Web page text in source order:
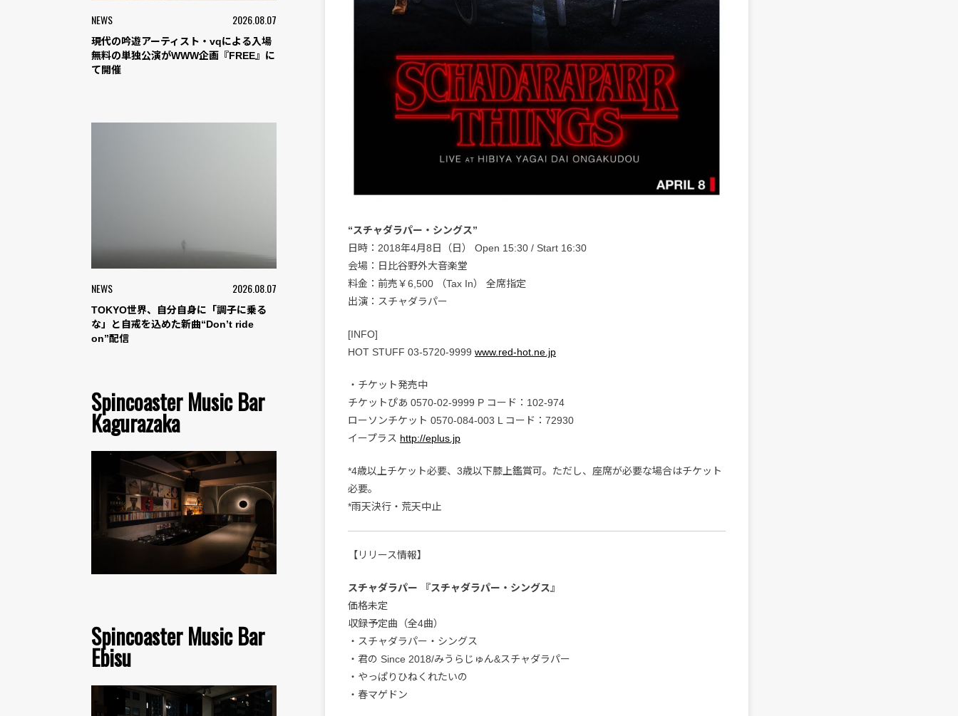
NEWS 2026.08.07
現代の吟遊アーティスト・vqによる入場
無料の単独公演がWWW企画『FREE』に
て開催
NEWS 2026.08.07
TOKYO世界、自分自身に「調子に乗る
な」と自戒を込めた新曲“Don’t ride
on”配信
Spincoaster Music Bar
Kagurazaka
Spincoaster Music Bar
Ebisu
“スチャダラパー・シングス”
日時：2018年4月8日（日） Open 15:30 / Start 16:30
会場：日比谷野外大音楽堂
料金：前売￥6,500 （Tax In） 全席指定
出演：スチャダラパー
[INFO]
HOT STUFF 03-5720-9999 www.red-hot.ne.jp
・チケット発売中
チケットぴあ 0570-02-9999 P コード：102-974
ローソンチケット 0570-084-003 L コード：72930
イープラス http://eplus.jp
*4歳以上チケット必要、3歳以下膝上鑑賞可。ただし、座席が必要な場合はチケット
必要。
*雨天決行・荒天中止
【リリース情報】
スチャダラパー 『スチャダラパー・シングス』
価格未定
収録予定曲（全4曲）
・スチャダラパー・シングス
・君の Since 2018/みうらじゅん&スチャダラパー
・やっぱりひねくれたいの
・春マゲドン